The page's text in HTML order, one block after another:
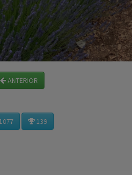
ANTERIOR
1077 139